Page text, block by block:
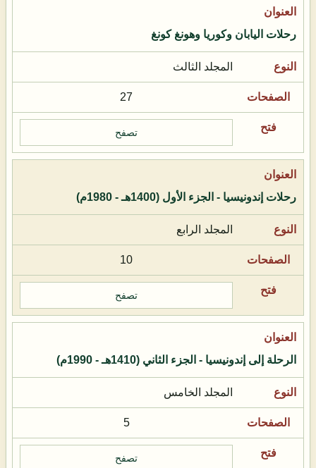
رحلات اليابان وكوريا وهونغ كونغ
المجلد الثالث
27
تصفح
رحلات إندونيسيا - الجزء الأول (1400هـ - 1980م)
المجلد الرابع
10
تصفح
الرحلة إلى إندونيسيا - الجزء الثاني (1410هـ - 1990م)
المجلد الخامس
5
تصفح